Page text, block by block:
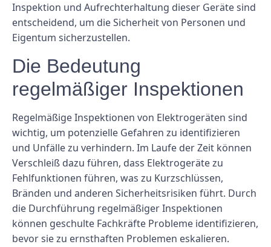
Inspektion und Aufrechterhaltung dieser Geräte sind
entscheidend, um die Sicherheit von Personen und
Eigentum sicherzustellen.
Die Bedeutung
regelmäßiger Inspektionen
Regelmäßige Inspektionen von Elektrogeräten sind
wichtig, um potenzielle Gefahren zu identifizieren
und Unfälle zu verhindern. Im Laufe der Zeit können
Verschleiß dazu führen, dass Elektrogeräte zu
Fehlfunktionen führen, was zu Kurzschlüssen,
Bränden und anderen Sicherheitsrisiken führt. Durch
die Durchführung regelmäßiger Inspektionen
können geschulte Fachkräfte Probleme identifizieren,
bevor sie zu ernsthaften Problemen eskalieren.